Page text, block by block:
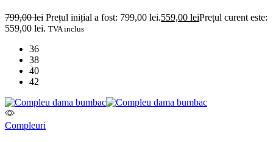
799,00lei Prețul inițial a fost: 799,00 lei.559,00 leiPrețul curent este:
559,00 lei. TVA inclus
36
38
40
42
Compleuri